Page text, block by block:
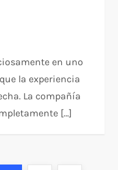
en uno
la experiencia
La compañía
[…]